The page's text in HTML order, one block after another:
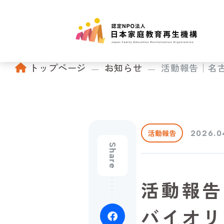
トップページ お知らせ 活動報告│名
活動報告
活動報
バイオ
Share